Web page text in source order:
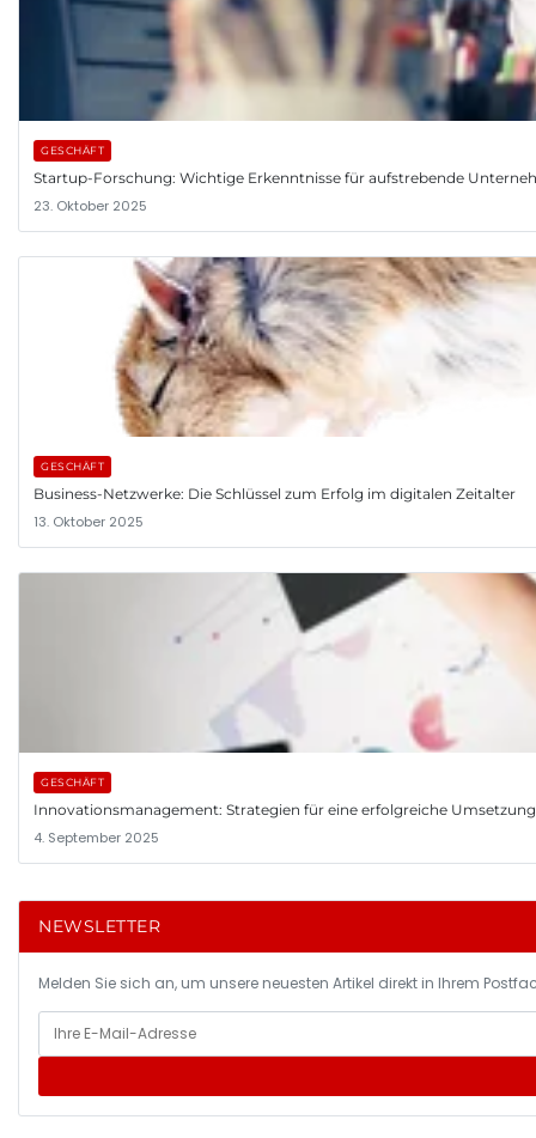
GESCHÄFT
Startup-Forschung: Wichtige Erkenntnisse für aufstrebende
23. Oktober 2025
GESCHÄFT
Business-Netzwerke: Die Schlüssel zum Erfolg im digitalen Zeitalter
13. Oktober 2025
GESCHÄFT
Innovationsmanagement: Strategien für eine erfolgreiche
4. September 2025
NEWSLETTER
Melden Sie sich an, um unsere neuesten Artikel direkt in Ihrem